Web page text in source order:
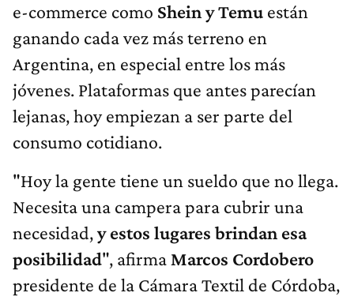
e-commerce como Shein y Temu están
ganando cada vez más terreno en
Argentina, en especial entre los más
jóvenes. Plataformas que antes parecían
lejanas, hoy empiezan a ser parte del
consumo cotidiano.
"Hoy la gente tiene un sueldo que no llega.
Necesita una campera para cubrir una
necesidad,y estos lugares brindan esa
posibilidad", afirma Marcos Cordobero
presidente de la Cámara Textil de Córdoba,